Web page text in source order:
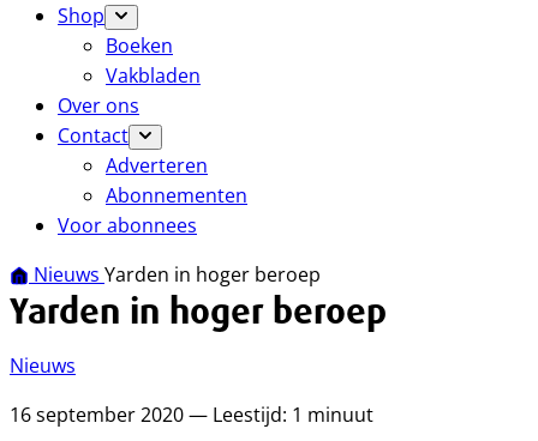
Shop
Boeken
Vakbladen
Over ons
Contact
Adverteren
Abonnementen
Voor abonnees
Nieuws Yarden in hoger beroep
Yarden in hoger beroep
Nieuws
16 september 2020 — Leestijd: 1 minuut